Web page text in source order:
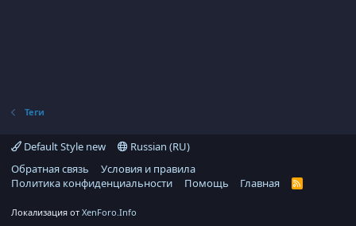
Теги
Default Style new
Russian (RU)
Обратная связь
Условия и правила
Политика конфиденциальности
Помощь Главная
R
Локализация от XenForo.Info